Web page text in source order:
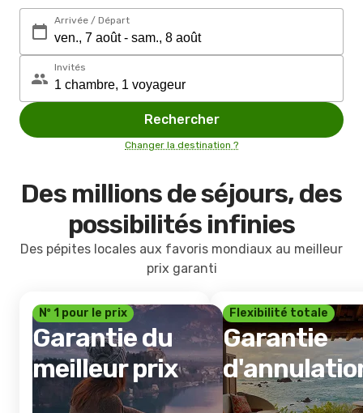
Arrivée / Départ
Invités
Rechercher
Changer la destination ?
Des millions de séjours, des
possibilités infinies
Des pépites locales aux favoris mondiaux au meilleur
prix garanti
Nº 1 pour le prix
Garantie du
meilleur prix
Flexibilité totale
Garantie